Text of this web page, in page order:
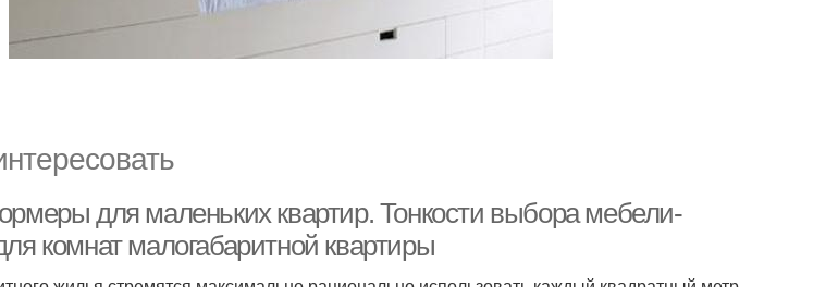
для маленьких квартир. Тонкости выбора мебели-
комнат малогабаритной квартиры